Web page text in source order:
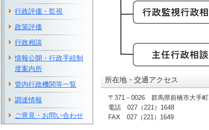
所在地・交通アクセス
〒371－0026 群馬県前橋市大手
電話 027（221）1648
FAX 027（221）1649
行政評価・監視
政策評価
行政相談
情報公開・行政手続制
度案内所
管内行政機関等一覧
調達情報
ご意見・お問い合わせ